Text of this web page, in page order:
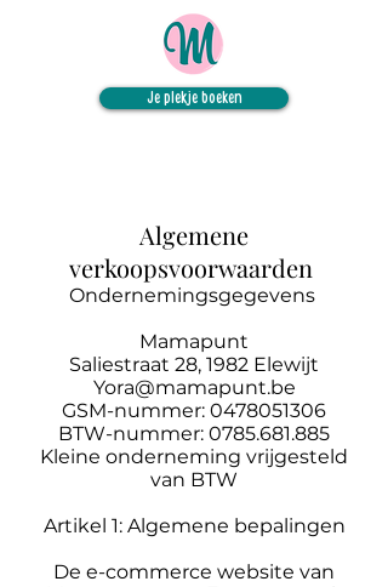
Je plekje boeken
Algemene
verkoopsvoorwaarden
Ondernemingsgegevens
Mamapunt
Saliestraat 28, 1982 Elewijt
Yora@mamapunt.be
GSM-nummer: 0478051306
BTW-nummer: 0785.681.885
Kleine onderneming vrijgesteld
van BTW
Artikel 1: Algemene bepalingen
De e-commerce website van